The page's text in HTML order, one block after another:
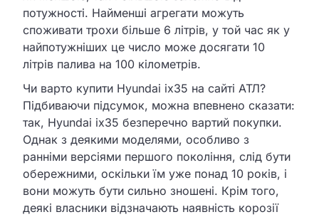
потужності. Найменші агрегати можуть
споживати трохи більше 6 літрів, у той час як у
найпотужніших це число може досягати 10
літрів палива на 100 кілометрів.
Чи варто купити Hyundai ix35 на сайті АТЛ?
Підбиваючи підсумок, можна впевнено сказати:
так, Hyundai ix35 безперечно вартий покупки.
Однак з деякими моделями, особливо з
ранніми версіями першого покоління, слід бути
обережними, оскільки їм уже понад 10 років, і
вони можуть бути сильно зношені. Крім того,
деякі власники відзначають наявність корозії